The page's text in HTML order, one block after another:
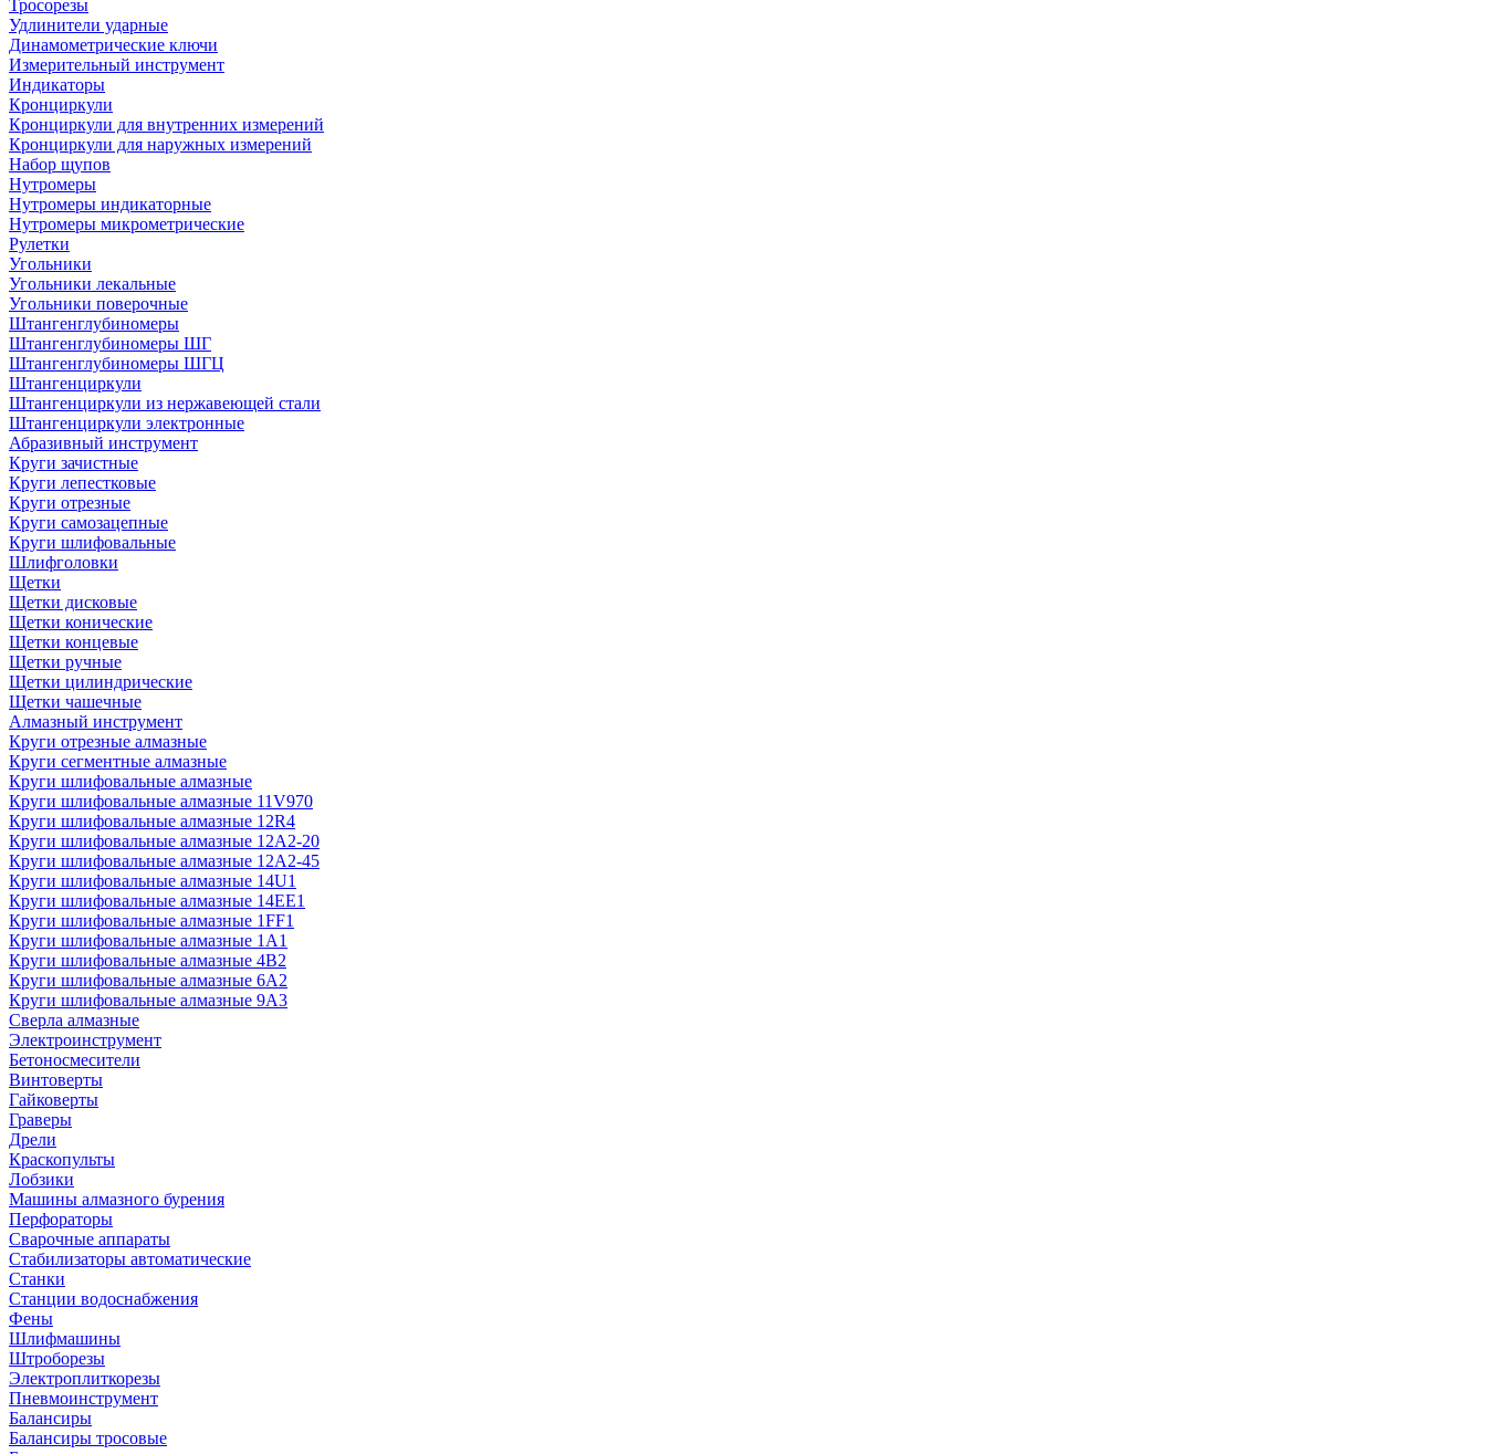
Тросорезы
Удлинители ударные
Динамометрические ключи
Измерительный инструмент
Индикаторы
Кронциркули
Кронциркули для внутренних измерений
Кронциркули для наружных измерений
Набор щупов
Нутромеры
Нутромеры индикаторные
Нутромеры микрометрические
Рулетки
Угольники
Угольники лекальные
Угольники поверочные
Штангенглубиномеры
Штангенглубиномеры ШГ
Штангенглубиномеры ШГЦ
Штангенциркули
Штангенциркули из нержавеющей стали
Штангенциркули электронные
Абразивный инструмент
Круги зачистные
Круги лепестковые
Круги отрезные
Круги самозацепные
Круги шлифовальные
Шлифголовки
Щетки
Щетки дисковые
Щетки конические
Щетки концевые
Щетки ручные
Щетки цилиндрические
Щетки чашечные
Алмазный инструмент
Круги отрезные алмазные
Круги сегментные алмазные
Круги шлифовальные алмазные
Круги шлифовальные алмазные 11V970
Круги шлифовальные алмазные 12R4
Круги шлифовальные алмазные 12А2-20
Круги шлифовальные алмазные 12А2-45
Круги шлифовальные алмазные 14U1
Круги шлифовальные алмазные 14ЕЕ1
Круги шлифовальные алмазные 1FF1
Круги шлифовальные алмазные 1А1
Круги шлифовальные алмазные 4В2
Круги шлифовальные алмазные 6A2
Круги шлифовальные алмазные 9А3
Сверла алмазные
Электроинструмент
Бетоносмесители
Винтоверты
Гайковерты
Граверы
Дрели
Краскопульты
Лобзики
Машины алмазного бурения
Перфораторы
Сварочные аппараты
Стабилизаторы автоматические
Станки
Станции водоснабжения
Фены
Шлифмашины
Штроборезы
Электроплиткорезы
Пневмоинструмент
Балансиры
Балансиры тросовые